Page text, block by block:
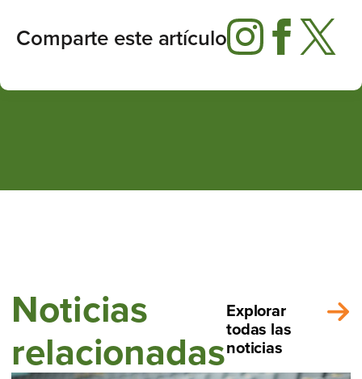
Comparte este artículo
Noticias
relacionadas
Explorar
todas las
noticias